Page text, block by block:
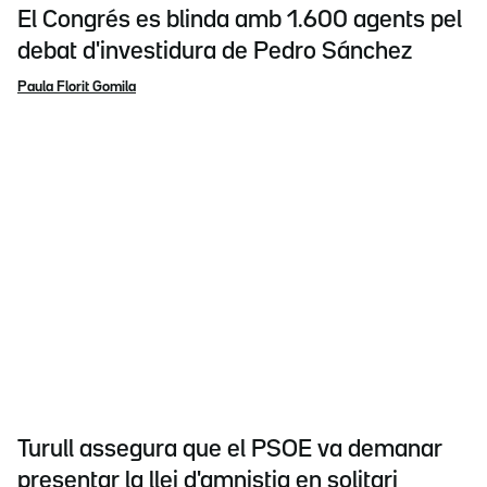
El Congrés es blinda amb 1.600 agents pel
debat d'investidura de Pedro Sánchez
Paula Florit Gomila
Turull assegura que el PSOE va demanar
presentar la llei d'amnistia en solitari